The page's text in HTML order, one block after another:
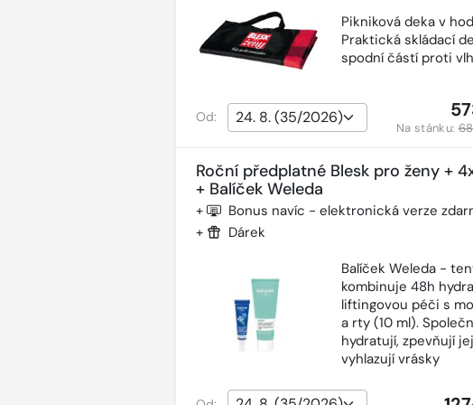
Pikniková deka v
Praktická skládací
spodní částí proti
Od:
Na stánku:
Roční předplatné Blesk pro ženy +
+ Balíček Weleda
+ Bonus navíc - elektronická verze
+
Dárek
Balíček Weleda -
kombinuje 48h
liftingovou péči s
a rty (10 ml).
hydratují, zpevňují
vyhlazují vrásky